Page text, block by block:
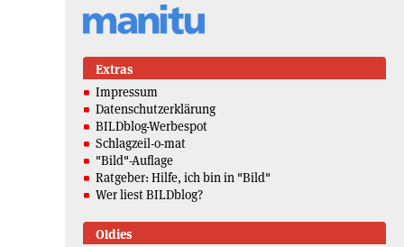
Extras
Impressum
Datenschutzerklärung
BILDblog-Werbespot
Schlagzeil-o-mat
"Bild"-Auflage
Ratgeber: Hilfe, ich bin in "Bild"
Wer liest BILDblog?
Oldies